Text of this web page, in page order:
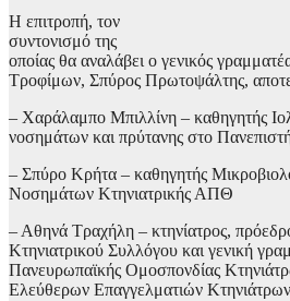
Η επιτροπή, τον
συντονισμό της
οποίας θα αναλάβει ο γενικός
Τροφίμων, Σπύρος Πρωτοψάλτης,
– Χαράλαμπο Μπιλλίνη – καθηγητής
νοσημάτων και πρύτανης στο
– Σπύρο Κρήτα – καθηγητής
Νοσημάτων Κτηνιατρικής ΑΠΘ
– Αθηνά Τραχήλη – κτηνίατρος,
Κτηνιατρικού Συλλόγου και γενική
Πανευρωπαϊκής Ομοσπονδίας
Ελεύθερων Επαγγελματιών Κτηνιάτρων